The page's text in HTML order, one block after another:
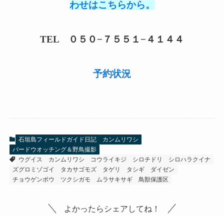
わせはこちらから。
TEL ０５０−７５５１−４１４４
予約状況
石垣島フィールドガイド日記
カンムリワシ
バードウオッチング＆野鳥撮影
ウグイス
カンムリワシ コウライキジ シロチドリ
シロハラクイナ
ズグロミゾゴイ
タカサゴモズ タゲリ タシギ
ダイゼン
チョウゲンボウ
ツクシガモ ムラサキサギ 鳥獣保護区
よかったらシェアしてね！